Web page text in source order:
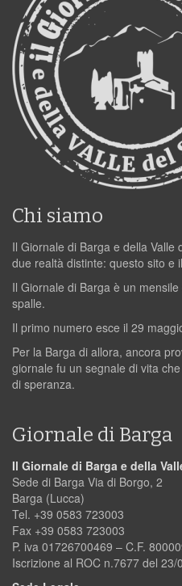
Chi siamo
Il Giornale di Barga e della Valle
due realtà distinte: questo sito e
Il Giornale di Barga è un
spalle.
Il primo numero esce il 29
Per la Barga di allora, ancora
giornale fu un segnale di vita
di speranza.
Giornale di Barga
Il Giornale di Barga e della
Sede di Barga Via di Borgo, 2
Barga (Lucca)
Tel. +39 0583 723003
Fax +39 0583 723003
P. iva 01726700469 – C.F.
Iscrizione al ROC n.7677 del 23/